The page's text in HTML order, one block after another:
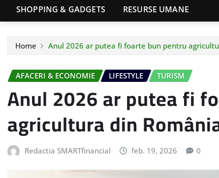
SHOPPING & GADGETS RESURSE UMANE
Home Anul 2026 ar putea fi foarte bun pentru
AFACERI & ECONOMIE LIFESTYLE TURISM
Anul 2026 ar putea fi
agricultura din
Redactia SMARTfinancial feb. 19, 2026 0